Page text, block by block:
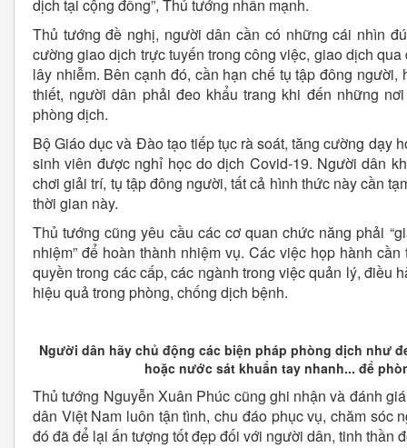
dịch tại cộng đồng”, Thủ tướng nhấn mạnh.
Thủ tướng đề nghị, người dân cần có những cái nhìn
cường giao dịch trực tuyến trong công việc, giao dịch
lây nhiễm. Bên cạnh đó, cần hạn chế tụ tập đông
thiết, người dân phải đeo khẩu trang khi đến những
phòng dịch.
Bộ Giáo dục và Đào tạo tiếp tục rà soát, tăng cường dạy
sinh viên được nghỉ học do dịch Covid-19. Người dân
chơi giải trí, tụ tập đông người, tất cả hình thức này cần
thời gian này.
Thủ tướng cũng yêu cầu các cơ quan chức năng phải
nhiệm” để hoàn thành nhiệm vụ. Các việc họp hành
quyền trong các cấp, các ngành trong việc quản lý, điều
hiệu quả trong phòng, chống dịch bệnh.
Người dân hãy chủ động các biện pháp phòng dịch như
hoặc nước sát khuẩn tay nhanh... để
Thủ tướng Nguyễn Xuân Phúc cũng ghi nhận và đánh
dân Việt Nam luôn tận tình, chu đáo phục vụ, chăm sóc
đó đã để lại ấn tượng tốt đẹp đối với người dân, tinh thần